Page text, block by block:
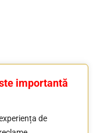
importantă
de